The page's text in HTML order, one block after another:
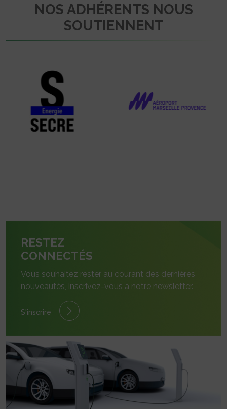
NOS ADHÉRENTS NOUS
SOUTIENNENT
RESTEZ
CONNECTÉS
Vous souhaitez rester au courant des dernières
nouveautés, inscrivez-vous à notre newsletter.
S'inscrire